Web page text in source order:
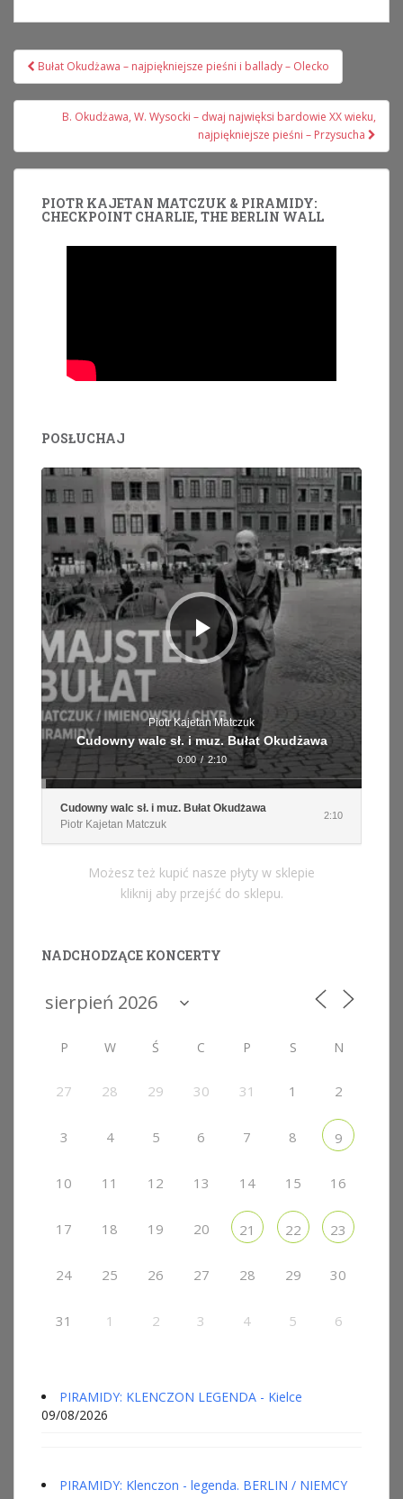
Nawigacja
wpisu
Bułat Okudżawa – najpiękniejsze pieśni i ballady – Olecko
B. Okudżawa, W. Wysocki – dwaj najwięksi bardowie XX wieku,
najpiękniejsze pieśni – Przysucha
PIOTR KAJETAN MATCZUK & PIRAMIDY:
CHECKPOINT CHARLIE, THE BERLIN WALL
POSŁUCHAJ
Odtwarzacz
dźwiękowych
Piotr Kajetan Matczuk
Cudowny walc sł. i muz. Bułat Okudżawa
0:00 / 2:10
Cudowny walc sł. i muz. Bułat Okudżawa
Piotr Kajetan Matczuk
2:10
Możesz też kupić nasze płyty w sklepie
kliknij aby przejść do sklepu.
NADCHODZĄCE KONCERTY
P W Ś C P S N
27 28 29 30 31 1 2
3 4 5 6 7 8 9
10 11 12 13 14 15 16
17 18 19 20 21 22 23
24 25 26 27 28 29 30
31 1 2 3 4 5 6
PIRAMIDY: KLENCZON LEGENDA - Kielce
09/08/2026
PIRAMIDY: Klenczon - legenda. BERLIN / NIEMCY